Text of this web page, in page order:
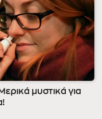
μυστικά για